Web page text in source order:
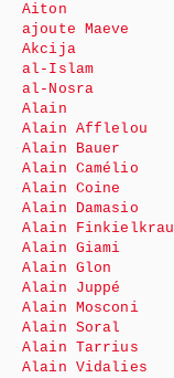
Aiton
ajoute Maeve
Akcija
al-Islam
al-Nosra
Alain
Alain Afflelou
Alain Bauer
Alain Camélio
Alain Coine
Alain Damasio
Alain
Alain Giami
Alain Glon
Alain Juppé
Alain Mosconi
Alain Soral
Alain Tarrius
Alain Vidalies